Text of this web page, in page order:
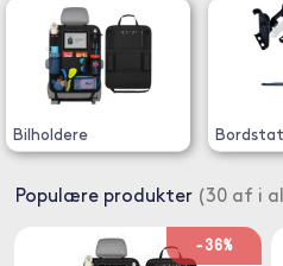
Bilholdere
Populære produkter (30 af i
-36%